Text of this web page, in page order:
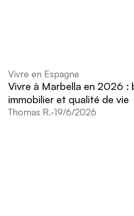
Vivre en Espagne
Vivre à Marbella en 2026 :
immobilier et qualité de vie
Thomas R.-19/6/2026